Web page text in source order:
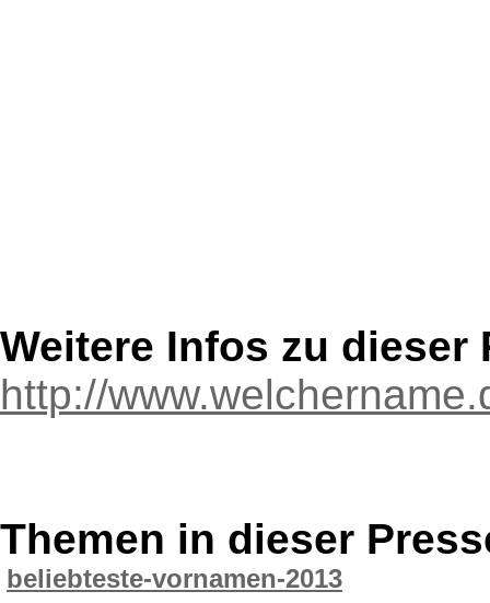
Weitere Infos zu dieser
http://
Themen in dieser
beliebteste-vornamen-2013